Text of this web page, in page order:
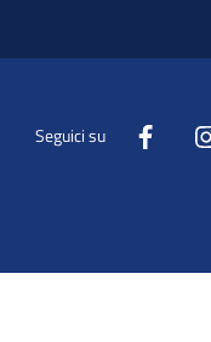
Seguici su